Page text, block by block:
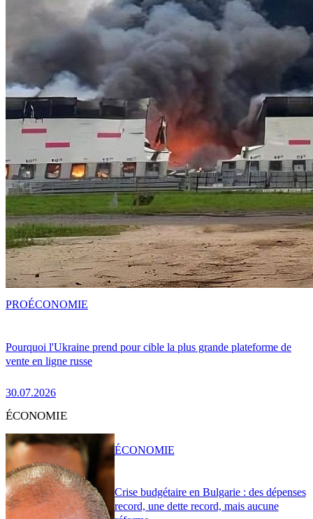
Pourquoi l'Ukraine prend pour cible la plus grande plateforme de
vente en ligne russe
30.07.2026
PROÉCONOMIE
ÉCONOMIE
Crise budgétaire en Bulgarie : des dépenses
record, une dette record, mais aucune
ÉCONOMIE